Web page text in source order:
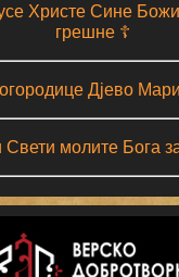
Христе Сине
грешне ☦
Дјево
молите Бога